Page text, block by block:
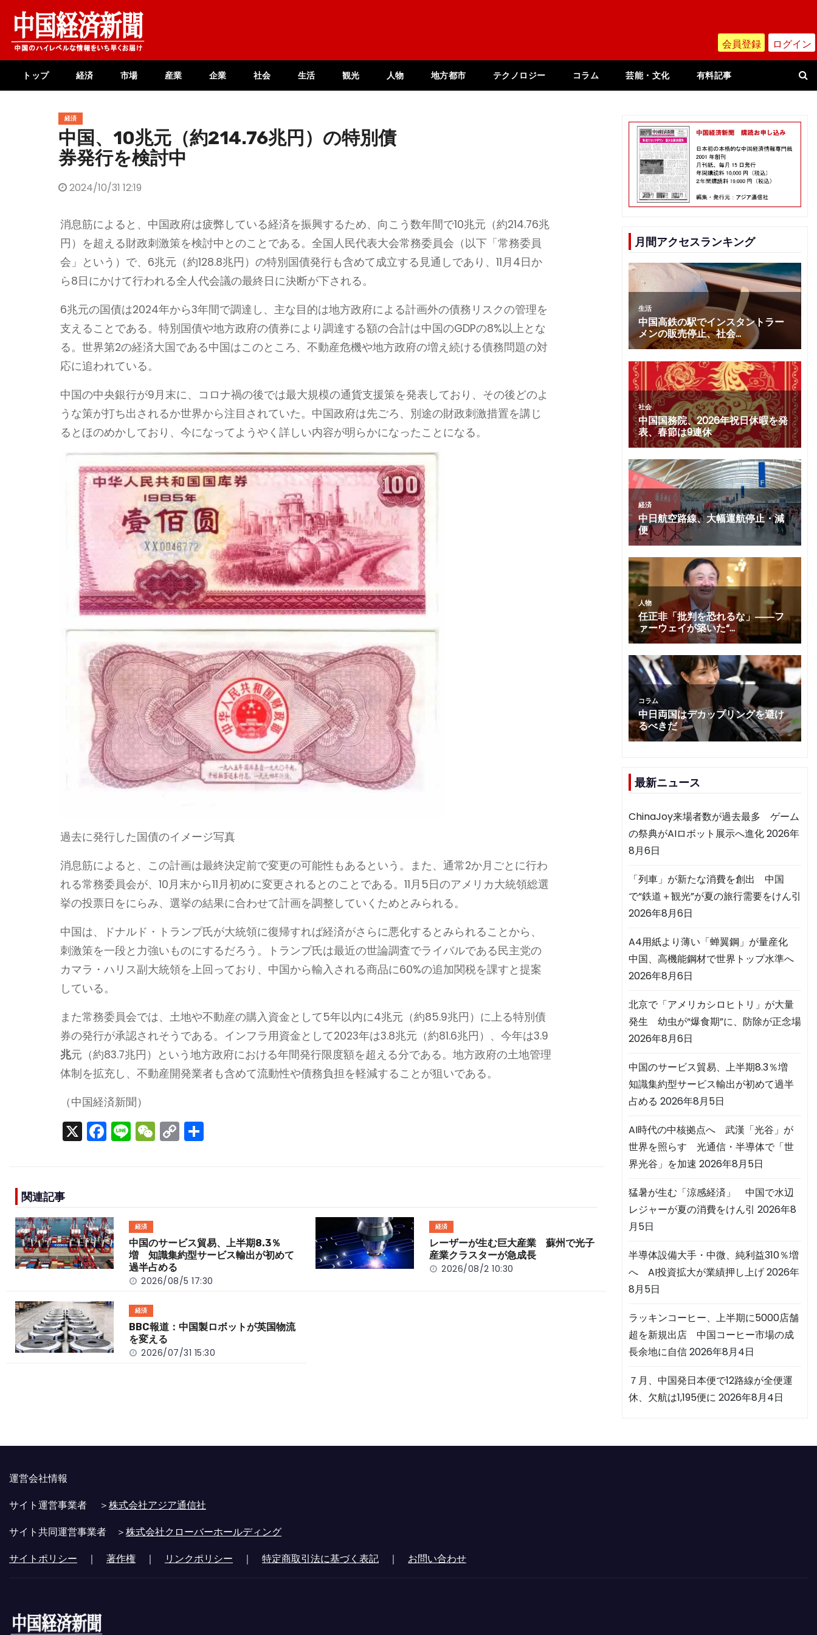
content
会員登録 ログイン
トップ 経済 市場 産業 企業 社会 生活 観光 人物 地方都市 テクノロジー コラム 芸能・文化 有料記事
経済
中国、10兆元（約214.76兆円）の特別債
券発行を検討中
2024/10/31 12:19
消息筋によると、中国政府は疲弊している経済を振興するため、向こう数年間で10兆元（約214.76兆
円）を超える財政刺激策を検討中とのことである。全国人民代表大会常務委員会（以下「常務委員
会」という）で、6兆元（約128.8兆円）の特別国債発行も含めて成立する見通しであり、11月4日か
ら8日にかけて行われる全人代会議の最終日に決断が下される。
6兆元の国債は2024年から3年間で調達し、主な目的は地方政府による計画外の債務リスクの管理を
支えることである。特別国債や地方政府の債券により調達する額の合計は中国のGDPの8%以上とな
る。世界第2の経済大国である中国はこのところ、不動産危機や地方政府の増え続ける債務問題の対
応に追われている。
中国の中央銀行が9月末に、コロナ禍の後では最大規模の通貨支援策を発表しており、その後どのよ
うな策が打ち出されるか世界から注目されていた。中国政府は先ごろ、別途の財政刺激措置を講じ
るとほのめかしており、今になってようやく詳しい内容が明らかになったことになる。
過去に発行した国債のイメージ写真
消息筋によると、この計画は最終決定前で変更の可能性もあるという。また、通常2か月ごとに行わ
れる常務委員会が、10月末から11月初めに変更されるとのことである。11月5日のアメリカ大統領総選
挙の投票日をにらみ、選挙の結果に合わせて計画を調整していくためとみられる。
中国は、ドナルド・トランプ氏が大統領に復帰すれば経済がさらに悪化するとみられることから、
刺激策を一段と力強いものにするだろう。トランプ氏は最近の世論調査でライバルである民主党の
カマラ・ハリス副大統領を上回っており、中国から輸入される商品に60%の追加関税を課すと提案
している。
また常務委員会では、土地や不動産の購入資金として5年以内に4兆元（約85.9兆円）に上る特別債
券の発行が承認されそうである。インフラ用資金として2023年は3.8兆元（約81.6兆円）、今年は3.9
兆元（約83.7兆円）という地方政府における年間発行限度額を超える分である。地方政府の土地管理
体制を拡充し、不動産開発業者も含めて流動性や債務負担を軽減することが狙いである。
（中国経済新聞）
X F
a
o
o
k
Li
n
W
e
C
o
k
関連記事
経済
中国のサービス貿易、上半期8.3％
増 知識集約型サービス輸出が初めて
過半占める
2026/08/5 17:30
経済
レーザーが生む巨大産業 蘇州で光子
産業クラスターが急成長
2026/08/2 10:30
経済
BBC報道：中国製ロボットが英国物流
を変える
2026/07/31 15:30
月間アクセスランキング
最新ニュース
ChinaJoy来場者数が過去最多 ゲーム
の祭典がAIロボット展示へ進化2026年
8月6日
「列車」が新たな消費を創出 中国
で“鉄道＋観光”が夏の旅行需要をけん引
2026年8月6日
A4用紙より薄い「蝉翼鋼」が量産化
中国、高機能鋼材で世界トップ水準へ
2026年8月6日
北京で「アメリカシロヒトリ」が大量
発生 幼虫が“爆食期”に、防除が正念場
2026年8月6日
中国のサービス貿易、上半期8.3％増
知識集約型サービス輸出が初めて過半
占める 2026年8月5日
AI時代の中核拠点へ 武漢「光谷」が
世界を照らす 光通信・半導体で「世
界光谷」を加速 2026年8月5日
猛暑が生む「涼感経済」 中国で水辺
レジャーが夏の消費をけん引 2026年8
月5日
半導体設備大手・中微、純利益310％増
へ AI投資拡大が業績押し上げ2026年
8月5日
ラッキンコーヒー、上半期に5000店舗
超を新規出店 中国コーヒー市場の成
長余地に自信2026年8月4日
７月、中国発日本便で12路線が全便運
休、欠航は1,195便に 2026年8月4日
運営会社情報
サイト運営事業者 ＞株式会社アジア通信社
サイト共同運営事業者 ＞株式会社クローバーホールディング
サイトポリシー ｜ 著作権 ｜ リンクポリシー ｜ 特定商取引法に基づく表記 ｜ お問い合わせ